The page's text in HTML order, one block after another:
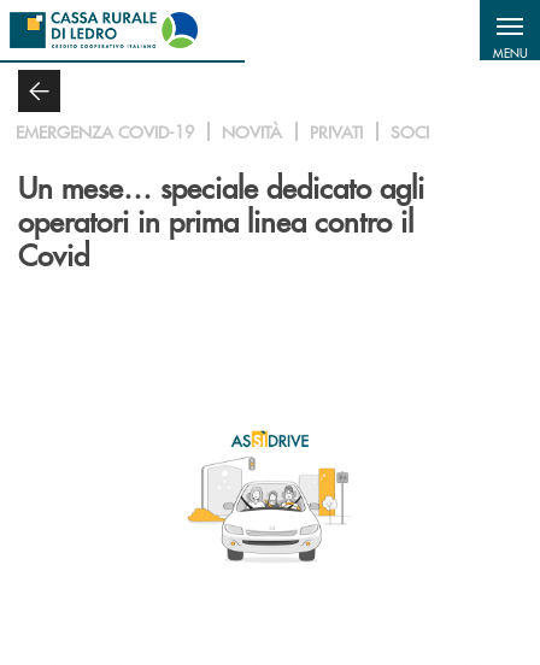
Salta al contenuto principale
MENU
EMERGENZA COVID-19 NOVITÀ PRIVATI SOCI
Un mese… speciale dedicato agli
operatori in prima linea contro il
Covid